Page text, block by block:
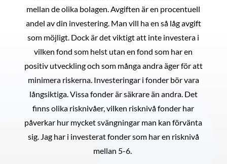
mellan de olika bolagen. Avgiften är en procentuell
andel av din investering. Man vill ha en så låg avgift
som möjligt. Dock är det viktigt att inte investera i
vilken fond som helst utan en fond som har en
positiv utveckling och som många andra äger för att
minimera riskerna. Investeringar i fonder bör vara
långsiktiga. Vissa fonder är säkrare än andra. Det
finns olika risknivåer, vilken risknivå fonder har
påverkar hur mycket svängningar man kan förvänta
sig. Jag har i investerat fonder som har en risknivå
mellan 5-6.